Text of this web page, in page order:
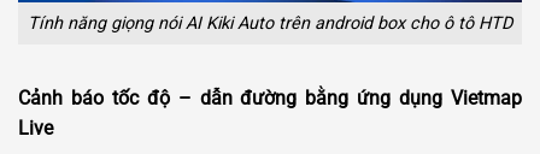
Tính năng giọng nói AI Kiki Auto trên android box cho ô tô HTD
Cảnh báo tốc độ – dẫn đường bằng ứng dụng Vietmap
Live